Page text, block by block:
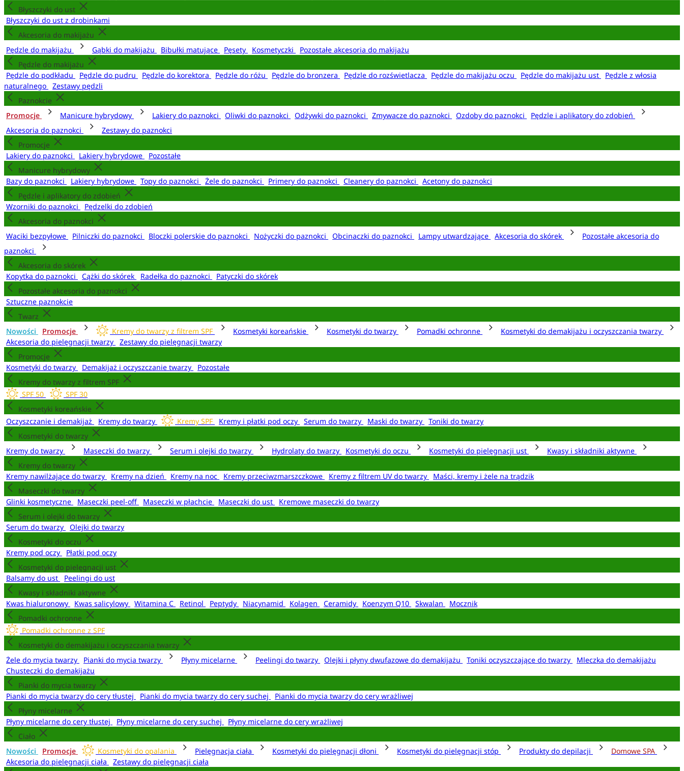
Błyszczyki do ust
Błyszczyki do ust z drobinkami
Akcesoria do makijażu
Pędzle do makijażu
Gąbki do makijażu Bibułki matujące Pęsety Kosmetyczki
Pozostałe akcesoria do makijażu
Pędzle do makijażu
Pędzle do podkładu
Pędzle do pudru Pędzle do korektora Pędzle do różu Pędzle do bronzera Pędzle do rozświetlacza Pędzle do makijażu oczu Pędzle do makijażu ust
Pędzle z włosia
naturalnego
Zestawy pędzli
Paznokcie
Promocje
Manicure hybrydowy Lakiery do paznokci Oliwki do paznokci Odżywki do paznokci Zmywacze do paznokci Ozdoby do paznokci
Pędzle i aplikatory do zdobień
Akcesoria do paznokci
Zestawy do paznokci
Promocje
Lakiery do paznokci
Lakiery hybrydowe
Pozostałe
Manicure hybrydowy
Bazy do paznokci
Lakiery hybrydowe Topy do paznokci Żele do paznokci Primery do paznokci Cleanery do paznokci
Acetony do paznokci
Pędzle i aplikatory do zdobień
Wzorniki do paznokci
Pędzelki do zdobień
Akcesoria do paznokci
Waciki bezpyłowe
Pilniczki do paznokci Bloczki polerskie do paznokci Nożyczki do paznokci Obcinaczki do paznokci Lampy utwardzające Akcesoria do skórek
Pozostałe akcesoria do
paznokci
Akcesoria do skórek
Kopytka do paznokci
Cążki do skórek Radełka do paznokci
Patyczki do skórek
Pozostałe akcesoria do paznokci
Sztuczne paznokcie
Twarz
Nowości
Promocje Kremy do twarzy z filtrem SPF Kosmetyki koreańskie Kosmetyki do twarzy Pomadki ochronne
Kosmetyki do demakijażu i oczyszczania twarzy
Akcesoria do pielęgnacji twarzy
Zestawy do pielęgnacji twarzy
Promocje
Kosmetyki do twarzy
Demakijaż i oczyszczanie twarzy
Pozostałe
Kremy do twarzy z filtrem SPF
SPF 50
SPF 30
Kosmetyki koreańskie
Oczyszczanie i demakijaż
Kremy do twarzy Kremy SPF Kremy i płatki pod oczy Serum do twarzy Maski do twarzy
Toniki do twarzy
Kosmetyki do twarzy
Kremy do twarzy
Maseczki do twarzy Serum i olejki do twarzy Hydrolaty do twarzy Kosmetyki do oczu Kosmetyki do pielęgnacji ust
Kwasy i składniki aktywne
Kremy do twarzy
Kremy nawilżające do twarzy
Kremy na dzień Kremy na noc Kremy przeciwzmarszczkowe Kremy z filtrem UV do twarzy
Maści, kremy i żele na trądzik
Maseczki do twarzy
Glinki kosmetyczne
Maseczki peel-off Maseczki w płachcie Maseczki do ust
Kremowe maseczki do twarzy
Serum i olejki do twarzy
Serum do twarzy
Olejki do twarzy
Kosmetyki do oczu
Kremy pod oczy
Płatki pod oczy
Kosmetyki do pielęgnacji ust
Balsamy do ust
Peelingi do ust
Kwasy i składniki aktywne
Kwas hialuronowy
Kwas salicylowy Witamina C Retinol Peptydy Niacynamid Kolagen Ceramidy Koenzym Q10 Skwalan
Mocznik
Pomadki ochronne
Pomadki ochronne z SPF
Kosmetyki do demakijażu i oczyszczania twarzy
Żele do mycia twarzy
Pianki do mycia twarzy Płyny micelarne Peelingi do twarzy Olejki i płyny dwufazowe do demakijażu Toniki oczyszczające do twarzy
Mleczka do demakijażu
Chusteczki do demakijażu
Pianki do mycia twarzy
Pianki do mycia twarzy do cery tłustej
Pianki do mycia twarzy do cery suchej
Pianki do mycia twarzy do cery wrażliwej
Płyny micelarne
Płyny micelarne do cery tłustej
Płyny micelarne do cery suchej
Płyny micelarne do cery wrażliwej
Ciało
Nowości
Promocje Kosmetyki do opalania Pielęgnacja ciała Kosmetyki do pielęgnacji dłoni Kosmetyki do pielęgnacji stóp Produkty do depilacji
Domowe SPA
Akcesoria do pielęgnacji ciała
Zestawy do pielęgnacji ciała